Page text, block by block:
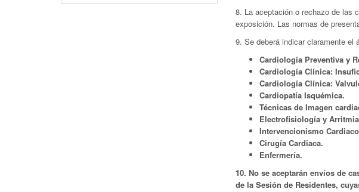
8. La aceptación o rechazo de las
exposición. Las normas de
9. Se deberá indicar claramente el
Cardiología Preventiva y
Cardiología Clínica:
Cardiología Clínica:
Cardiopatía Isquémica.
Técnicas de Imagen
Electrofisiología y
Intervencionismo
Cirugía Cardiaca.
Enfermería.
10. No se aceptarán envíos de
de la Sesión de Residentes,